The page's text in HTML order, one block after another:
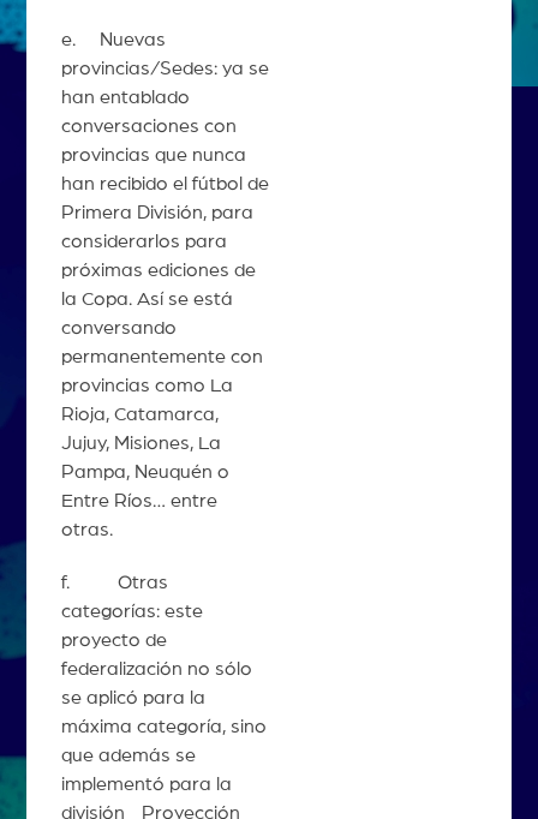
e. Nuevas
provincias/Sedes: ya se
han entablado
conversaciones con
provincias que nunca
han recibido el fútbol de
Primera División, para
considerarlos para
próximas ediciones de
la Copa. Así se está
conversando
permanentemente con
provincias como La
Rioja, Catamarca,
Jujuy, Misiones, La
Pampa, Neuquén o
Entre Ríos… entre
otras.
f. Otras
categorías: este
proyecto de
federalización no sólo
se aplicó para la
máxima categoría, sino
que además se
implementó para la
división Proyección